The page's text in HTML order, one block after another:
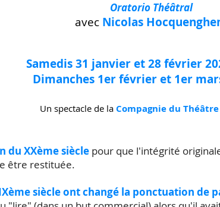
Oratorio Théâtral
avec Nicolas
Samedis 31 janvier et 28 février
Dimanches 1er février et 1er
Un spectacle de la Compagnie du
du XXème siècle pour que l'intégrité
être restituée.
siècle ont changé la ponctuation